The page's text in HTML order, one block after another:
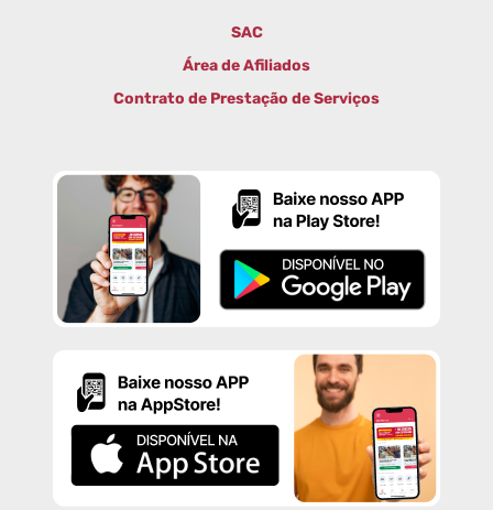
SAC
Área de Afiliados
Contrato de Prestação de Serviços